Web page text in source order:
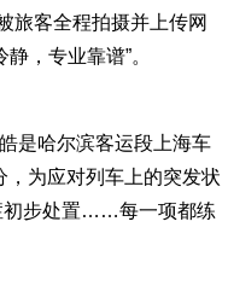
旅客全程拍摄并上传网
，专业靠谱”。
是哈尔滨客运段上海车
为应对列车上的突发状
初步处置……每一项都练